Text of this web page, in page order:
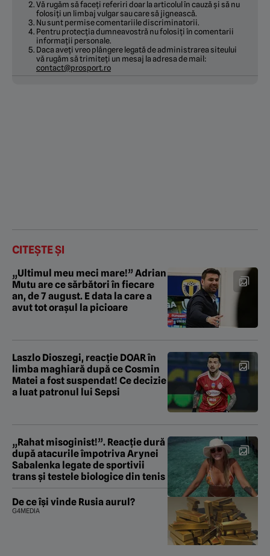
Vă rugăm să faceți referiri doar la articolul în cauză și să nu
folosiți un limbaj vulgar sau care să jignească.
Nu sunt permise comentariile discriminatorii.
Pentru protecția dumneavostră nu folosiți în comentarii
informații personale.
Daca aveți vreo plângere legată de administrarea siteului
vă rugăm să trimiteți un mesaj la adresa de mail:
contact@prosport.ro
CITEȘTE ȘI
„Ultimul meu meci mare!” Adrian
Mutu are ce sărbători în fiecare
an, de 7 august. E data la care a
avut tot orașul la picioare
Laszlo Dioszegi, reacție DOAR în
limba maghiară după ce Cosmin
Matei a fost suspendat! Ce decizie
a luat patronul lui Sepsi
„Rahat misoginist!”. Reacție dură
după atacurile împotriva Arynei
Sabalenka legate de sportivii
trans și testele biologice din tenis
De ce își vinde Rusia aurul?
G4MEDIA